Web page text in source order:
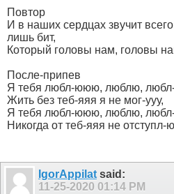
Повтор
И в наших сердцах звучит
лишь бит,
Который головы нам, головы
После-припев
Я тебя любл-ююю, люблю,
Жить без теб-яяя я не мог-ууу,
Я тебя любл-ююю, люблю,
Никогда от теб-яяя не
IgorAppilat said:
11-25-2020 01:14 PM